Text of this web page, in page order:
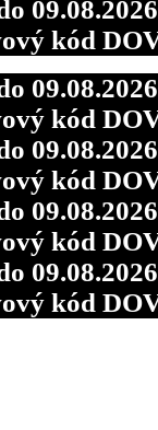
kód
kód
kód
kód
kód